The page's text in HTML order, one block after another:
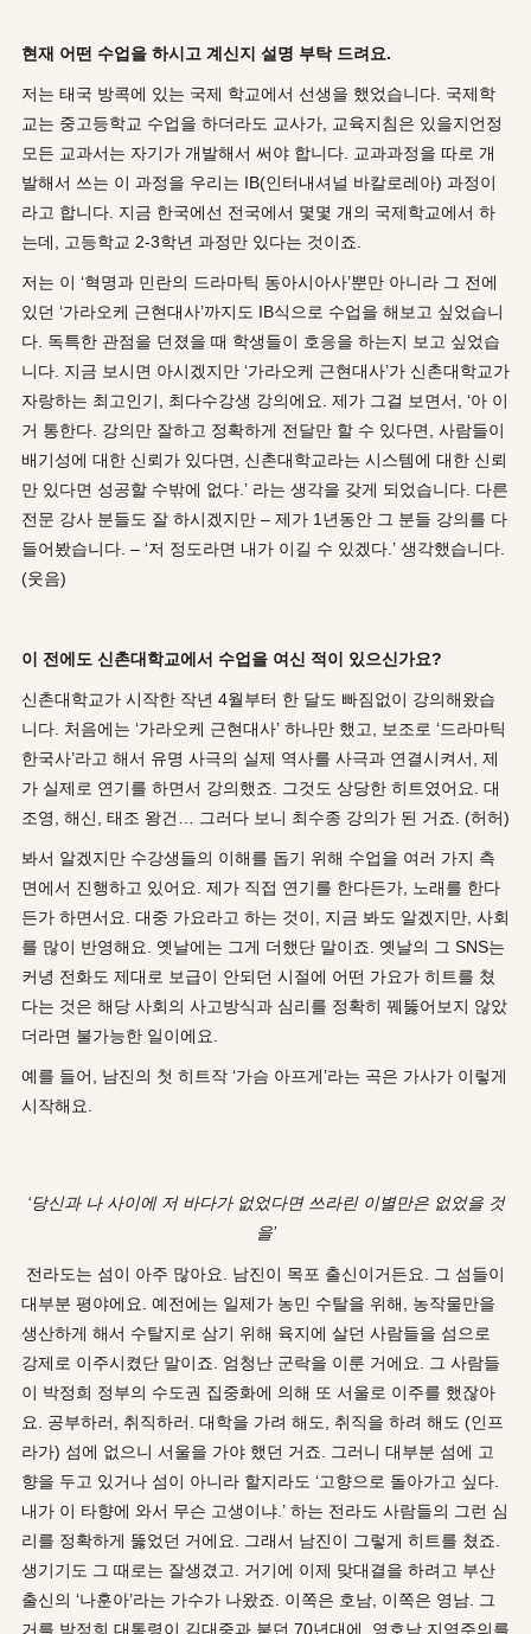
현재 어떤 수업을 하시고 계신지 설명 부탁 드려요.
저는 태국 방콕에 있는 국제 학교에서 선생을 했었습니다. 국제학
교는 중고등학교 수업을 하더라도 교사가, 교육지침은 있을지언정
모든 교과서는 자기가 개발해서 써야 합니다. 교과과정을 따로 개
발해서 쓰는 이 과정을 우리는 IB(인터내셔널 바칼로레아) 과정이
라고 합니다. 지금 한국에선 전국에서 몇몇 개의 국제학교에서 하
는데, 고등학교 2-3학년 과정만 있다는 것이죠.
저는 이 ‘혁명과 민란의 드라마틱 동아시아사’뿐만 아니라 그 전에
있던 ‘가라오케 근현대사’까지도 IB식으로 수업을 해보고 싶었습니
다. 독특한 관점을 던졌을 때 학생들이 호응을 하는지 보고 싶었습
니다. 지금 보시면 아시겠지만 ‘가라오케 근현대사’가 신촌대학교가
자랑하는 최고인기, 최다수강생 강의에요. 제가 그걸 보면서, ‘아 이
거 통한다. 강의만 잘하고 정확하게 전달만 할 수 있다면, 사람들이
배기성에 대한 신뢰가 있다면, 신촌대학교라는 시스템에 대한 신뢰
만 있다면 성공할 수밖에 없다.’ 라는 생각을 갖게 되었습니다. 다른
전문 강사 분들도 잘 하시겠지만 – 제가 1년동안 그 분들 강의를 다
들어봤습니다. – ‘저 정도라면 내가 이길 수 있겠다.’ 생각했습니다.
(웃음)
이 전에도 신촌대학교에서 수업을 여신 적이 있으신가요?
신촌대학교가 시작한 작년 4월부터 한 달도 빠짐없이 강의해왔습
니다. 처음에는 ‘가라오케 근현대사’ 하나만 했고, 보조로 ‘드라마틱
한국사’라고 해서 유명 사극의 실제 역사를 사극과 연결시켜서, 제
가 실제로 연기를 하면서 강의했죠. 그것도 상당한 히트였어요. 대
조영, 해신, 태조 왕건… 그러다 보니 최수종 강의가 된 거죠. (허허)
봐서 알겠지만 수강생들의 이해를 돕기 위해 수업을 여러 가지 측
면에서 진행하고 있어요. 제가 직접 연기를 한다든가, 노래를 한다
든가 하면서요. 대중 가요라고 하는 것이, 지금 봐도 알겠지만, 사회
를 많이 반영해요. 옛날에는 그게 더했단 말이죠. 옛날의 그 SNS는
커녕 전화도 제대로 보급이 안되던 시절에 어떤 가요가 히트를 쳤
다는 것은 해당 사회의 사고방식과 심리를 정확히 꿰뚫어보지 않았
더라면 불가능한 일이에요.
예를 들어, 남진의 첫 히트작 ‘가슴 아프게’라는 곡은 가사가 이렇게
시작해요.
‘당신과 나 사이에 저 바다가 없었다면 쓰라린 이별만은 없었을 것
을’
전라도는 섬이 아주 많아요. 남진이 목포 출신이거든요. 그 섬들이
대부분 평야에요. 예전에는 일제가 농민 수탈을 위해, 농작물만을
생산하게 해서 수탈지로 삼기 위해 육지에 살던 사람들을 섬으로
강제로 이주시켰단 말이죠. 엄청난 군락을 이룬 거에요. 그 사람들
이 박정희 정부의 수도권 집중화에 의해 또 서울로 이주를 했잖아
요. 공부하러, 취직하러. 대학을 가려 해도, 취직을 하려 해도 (인프
라가) 섬에 없으니 서울을 가야 했던 거죠. 그러니 대부분 섬에 고
향을 두고 있거나 섬이 아니라 할지라도 ‘고향으로 돌아가고 싶다.
내가 이 타향에 와서 무슨 고생이냐.’ 하는 전라도 사람들의 그런 심
리를 정확하게 뚫었던 거에요. 그래서 남진이 그렇게 히트를 쳤죠.
생기기도 그 때로는 잘생겼고. 거기에 이제 맞대결을 하려고 부산
출신의 ‘나훈아’라는 가수가 나왔죠. 이쪽은 호남, 이쪽은 영남. 그
거를 박정희 대통령이 김대중과 붙던 70년대에, 영호남 지역주의를